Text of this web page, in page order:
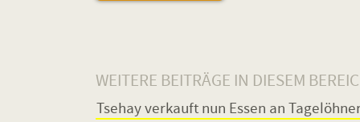
WEITERE BEITRÄGE IN DIESEM
Tsehay verkauft nun Essen an